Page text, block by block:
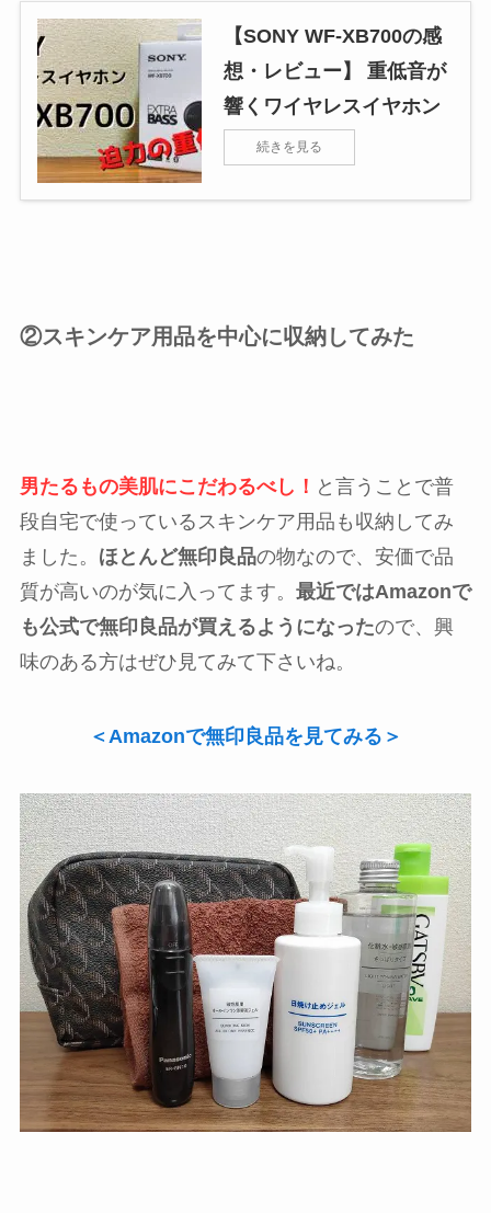
【SONY WF-XB700の感
想・レビュー】 重低音が
響くワイヤレスイヤホン
続きを見る
②スキンケア用品を中心に収納してみた
男たるもの美肌にこだわるべし！ と言うことで普
段自宅で使っているスキンケア用品も収納してみ
ました。 ほとんど無印良品の物なので、安価で品
質が高いのが気に入ってます。 最近ではAmazonで
も公式で無印良品が買えるようになったので、興
味のある方はぜひ見てみて下さいね。
＜Amazonで無印良品を見てみる＞